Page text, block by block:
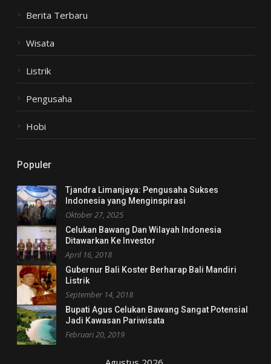
Berita Terbaru
Wisata
Listrik
Pengusaha
Hobi
Populer
Tjandra Limanjaya: Pengusaha Sukses
Indonesia yang Menginspirasi
Oktober 27, 2025
Celukan Bawang Dan Wilayah Indonesia
Ditawarkan Ke Investor
April 16, 2018
Gubernur Bali Koster Berharap Bali Mandiri
Listrik
September 14, 2018
Bupati Agus Celukan Bawang Sangat Potensial
Jadi Kawasan Pariwisata
Februari 20, 2019